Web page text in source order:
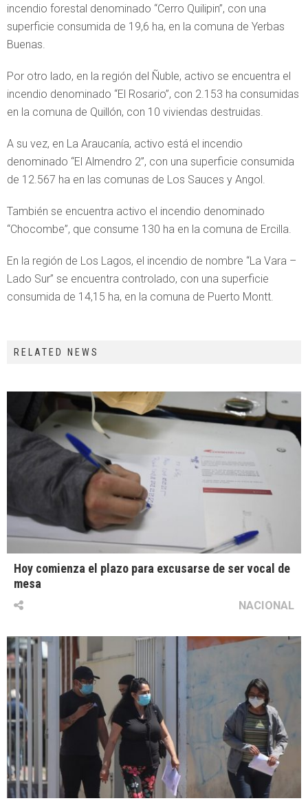
incendio forestal denominado “Cerro Quilipin”, con una
superficie consumida de 19,6 ha, en la comuna de Yerbas
Buenas.
Por otro lado, en la región del Ñuble, activo se encuentra el
incendio denominado “El Rosario”, con 2.153 ha consumidas
en la comuna de Quillón, con 10 viviendas destruidas.
A su vez, en La Araucanía, activo está el incendio
denominado “El Almendro 2”, con una superficie consumida
de 12.567 ha en las comunas de Los Sauces y Angol.
También se encuentra activo el incendio denominado
“Chocombe”, que consume 130 ha en la comuna de Ercilla.
En la región de Los Lagos, el incendio de nombre “La Vara –
Lado Sur” se encuentra controlado, con una superficie
consumida de 14,15 ha, en la comuna de Puerto Montt.
RELATED NEWS
Hoy comienza el plazo para excusarse de ser vocal de
mesa
NACIONAL